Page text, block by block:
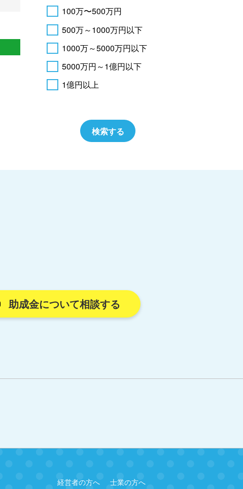
100万〜500万円
500万～1000万円以下
1000万～5000万円以下
5000万円～1億円以下
1億円以上
助成金について相談する
経営者の方へ 士業の方へ